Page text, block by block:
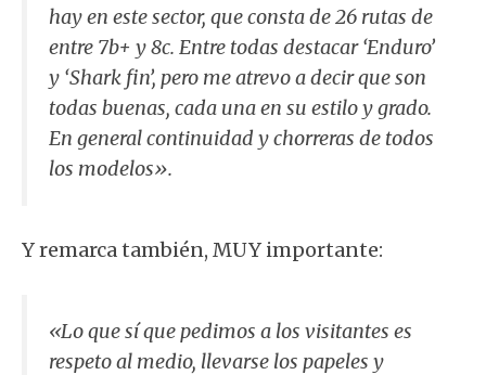
hay en este sector, que consta de 26 rutas de
entre 7b+ y 8c. Entre todas destacar ‘Enduro’
y ‘Shark fin’, pero me atrevo a decir que son
todas buenas, cada una en su estilo y grado.
En general continuidad y chorreras de todos
los modelos».
Y remarca también, MUY importante:
«Lo que sí que pedimos a los visitantes es
respeto al medio, llevarse los papeles y